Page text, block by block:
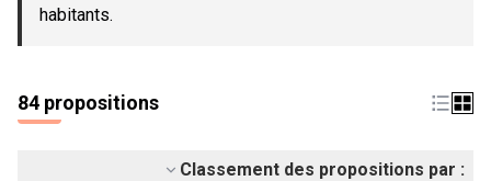
habitants.
84 propositions
Classement des propositions par :